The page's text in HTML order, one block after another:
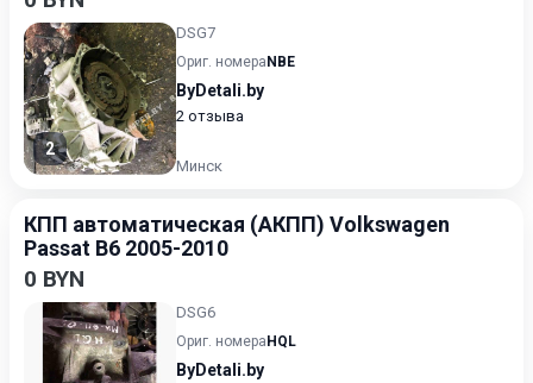
2
DSG7
Ориг. номера NBE
ByDetali.by
2 отзыва
Минск
КПП автоматическая (АКПП) Volkswagen
Passat B6 2005-2010
0 BYN
DSG6
Ориг. номера HQL
ByDetali.by